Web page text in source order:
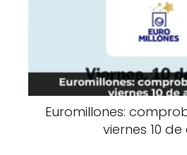
Euromillones:
viernes 10